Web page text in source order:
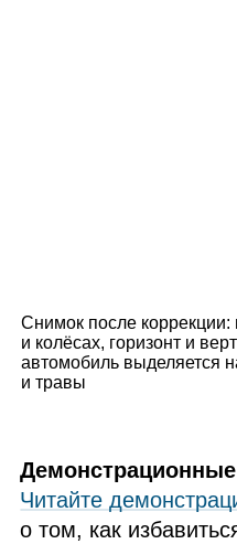
Снимок после коррекции:
и колёсах, горизонт и
автомобиль выделяется
и травы
Читайте
о том, как